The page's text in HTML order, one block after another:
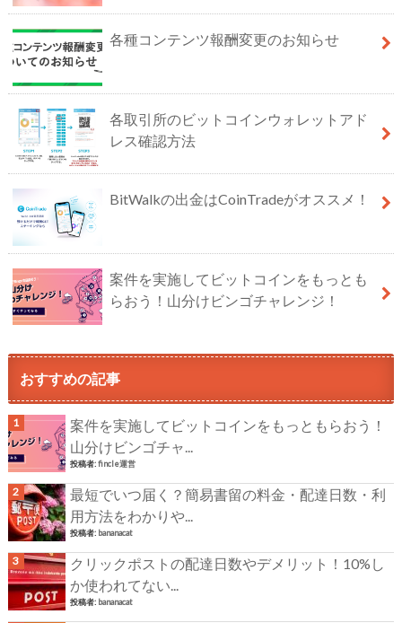
各種コンテンツ報酬変更のお知らせ
各取引所のビットコインウォレットアド
レス確認方法
BitWalkの出金はCoinTradeがオススメ！
案件を実施してビットコインをもっとも
らおう！山分けビンゴチャレンジ！
おすすめの記事
案件を実施してビットコインをもっともらおう！
山分けビンゴチャ...
投稿者:fincle運営
最短でいつ届く？簡易書留の料金・配達日数・利
用方法をわかりや...
投稿者: bananacat
クリックポストの配達日数やデメリット！10%し
か使われてない...
投稿者: bananacat